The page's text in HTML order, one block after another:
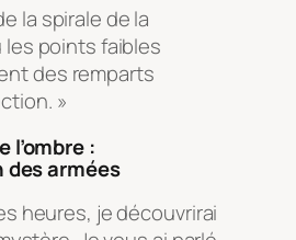
la spirale de la
les points faibles
des remparts
»
l’ombre :
des armées
heures, je découvrirai